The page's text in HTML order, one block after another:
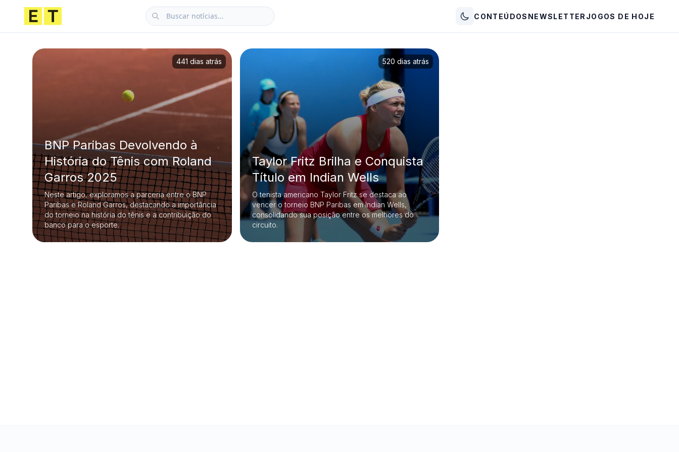
CONTEÚDOS NEWSLETTER JOGOS DE HOJE
BNP Paribas Devolvendo à
História do Tênis com Roland
Garros 2025
Neste artigo, exploramos a parceria entre o BNP
Paribas e Roland Garros, destacando a importância
do torneio na história do tênis e a contribuição do
banco para o esporte.
441 dias atrás
Taylor Fritz Brilha e Conquista
Título em Indian Wells
O tenista americano Taylor Fritz se destaca ao
vencer o torneio BNP Paribas em Indian Wells,
consolidando sua posição entre os melhores do
circuito.
520 dias atrás